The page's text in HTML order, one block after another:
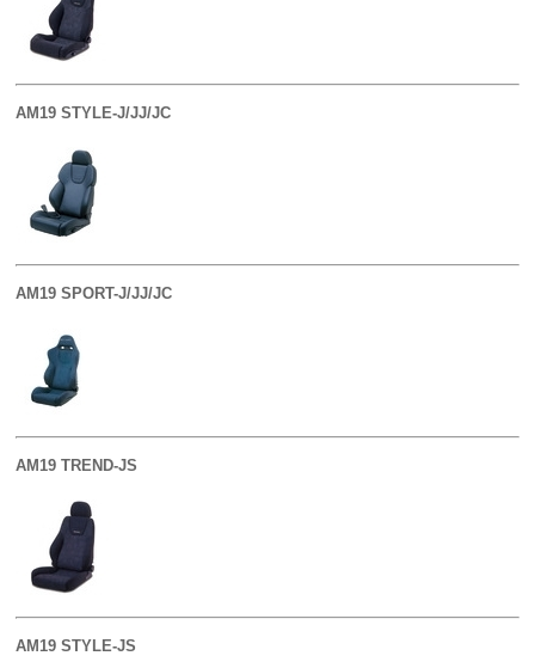
AM19 STYLE-J/JJ/JC
AM19 SPORT-J/JJ/JC
AM19 TREND-JS
AM19 STYLE-JS